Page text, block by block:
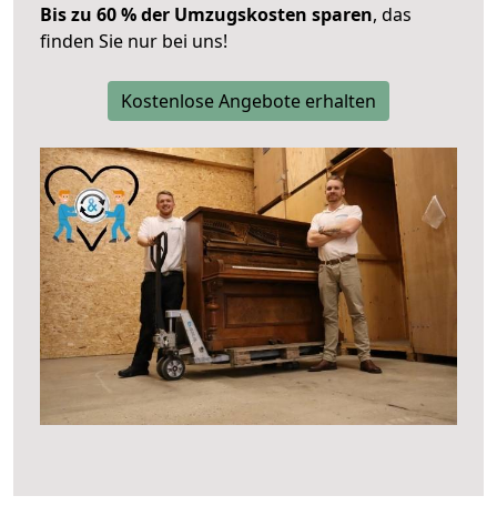
Bis zu 60 % der Umzugskosten sparen, das
finden Sie nur bei uns!
Kostenlose Angebote erhalten